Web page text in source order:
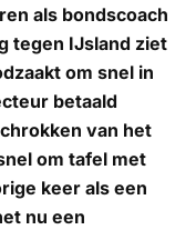
als bondscoach
tegen IJsland ziet
om snel in
betaald
van het
om tafel met
keer als een
nu een